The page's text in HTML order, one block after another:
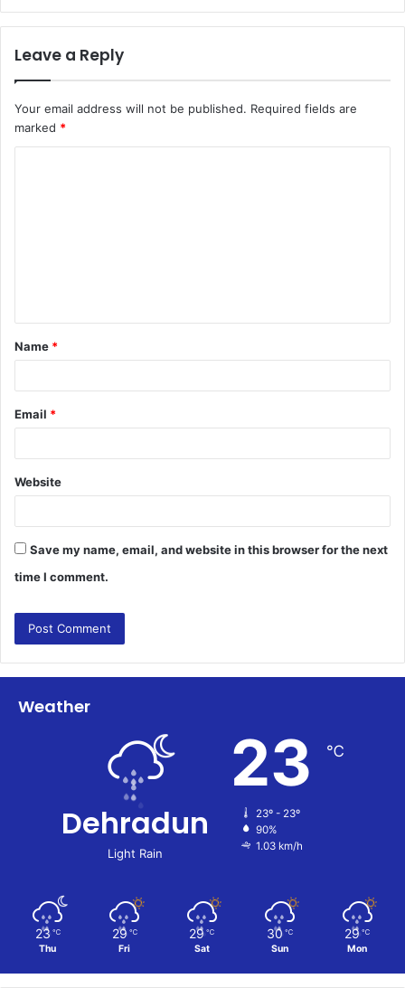
Leave a Reply
Your email address will not be published. Required fields are
marked *
t
*
Name *
Email *
Website
Save my name, email, and website in this browser for the next
time I comment.
Weather
Dehradun
Light Rain
23 ℃
23º - 23º
90%
1.03 km/h
23 ℃
Thu
29 ℃
Fri
29 ℃
Sat
30 ℃
Sun
29 ℃
Mon